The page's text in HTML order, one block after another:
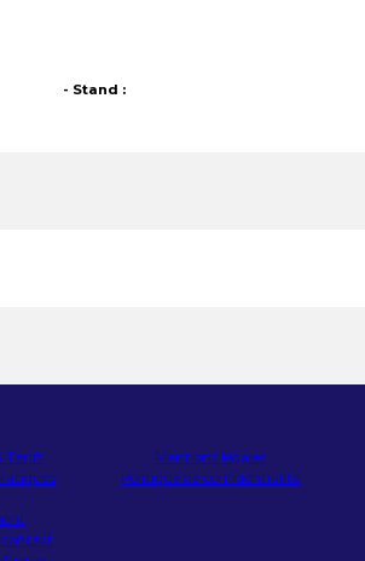
- Stand :
Tarifs
Mentions légales
Politique de confidentialité